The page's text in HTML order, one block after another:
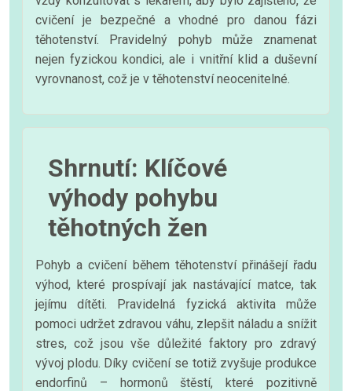
cvičení je bezpečné a vhodné pro danou fázi
těhotenství. Pravidelný pohyb může znamenat
nejen fyzickou kondici, ale i vnitřní klid a duševní
vyrovnanost, což je v těhotenství neocenitelné.
Shrnutí: Klíčové
výhody pohybu
těhotných žen
Pohyb a cvičení během těhotenství přinášejí řadu
výhod, které prospívají jak nastávající matce, tak
jejímu dítěti. Pravidelná fyzická aktivita může
pomoci udržet zdravou váhu, zlepšit náladu a snížit
stres, což jsou vše důležité faktory pro zdravý
vývoj plodu. Díky cvičení se totiž zvyšuje produkce
endorfinů – hormonů štěstí, které pozitivně